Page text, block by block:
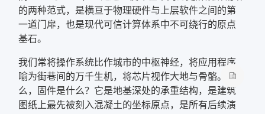
的两种范式，是横亘于物理硬件与上层软件之间的第
一道门扉，也是现代可信计算体系中不可绕行的原点
基石。
我们常将操作系统比作城市的中枢神经，将应用程序
喻为街巷间的万千生机，将芯片视作大地与骨骼。那
么，固件是什么？它是地基深处的承重结构，是建筑
图纸上最先被刻入混凝土的坐标原点，是所有后续演